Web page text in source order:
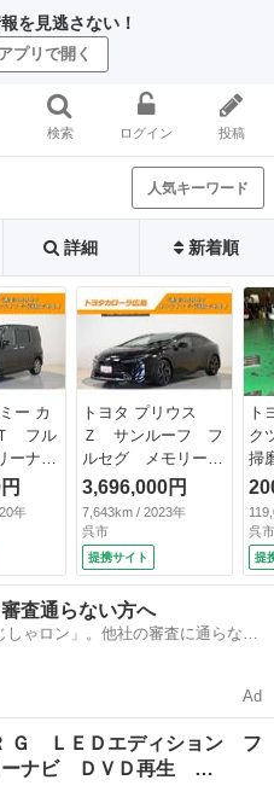
を見逃さない！
アプリで開く
検索 ログイン 投稿
人気キーワード
詳細 新着順
ー カ
フル
ーナ
生 ミ
レイヤ
モニ
メ
軽減シ
Ｃ ド
電動ス
Ｄヘッ
ストッ
年
トヨタ プリウス
Ｚ サンルーフ フ
ルセグ メモリーナ
ビ ミュージックプ
レイヤー接続可 バ
ックカメラ 衝突被
害軽減システム Ｅ
ＴＣ ドラレコ Ｌ
ＥＤヘッドランプ
ワンオーナー フル
エアロ 記録簿
3,696,000円
7,643km / 2023年
呉市
提携サイト
ト
ク
掃
（
呉市
提
審査通らない方へ
ゃロン」。他社の審査に通らなか
Ad
Ｇ ＬＥＤエディション フ
ーナビ ＤＶＤ再生 …